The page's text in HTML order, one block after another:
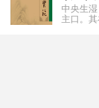
中央生
主口。